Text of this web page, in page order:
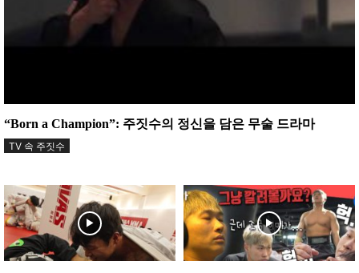
“Born a Champion”: 주짓수의 정신을 담은 무술 드라마
TV 속 주짓수